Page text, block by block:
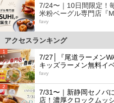
7/24〜｜10日間限定！
米粉ベーグル専門店『
favy
アクセスランキング
1
7/27│『尾道ラーメン
キッズラーメン無料イ
favy
2
7/31〜｜新静岡セノバ
店！濃厚クロックムッ